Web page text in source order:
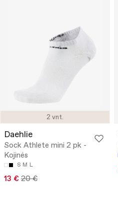
2 vnt.
Daehlie
Sock Athlete mini 2 pk -
Kojinės
S M L
13 € 20 €